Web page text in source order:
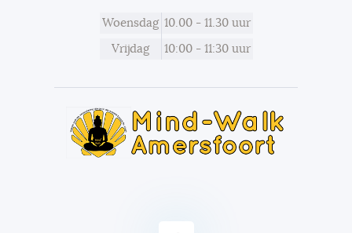
Woensdag 10.00 - 11.30 uur
Vrijdag 10:00 - 11:30 uur